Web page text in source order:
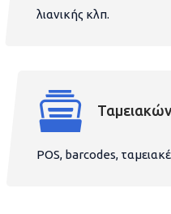
λιανικής κλπ.
POS, barcodes,